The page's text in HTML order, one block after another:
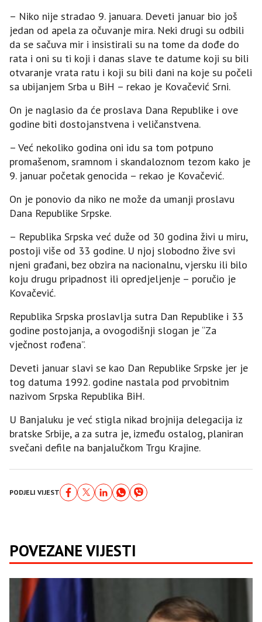
– Niko nije stradao 9. januara. Deveti januar bio još
jedan od apela za očuvanje mira. Neki drugi su odbili
da se sačuva mir i insistirali su na tome da dođe do
rata i oni su ti koji i danas slave te datume koji su bili
otvaranje vrata ratu i koji su bili dani na koje su počeli
sa ubijanjem Srba u BiH – rekao je Kovačević Srni.
On je naglasio da će proslava Dana Republike i ove
godine biti dostojanstvena i veličanstvena.
– Već nekoliko godina oni idu sa tom potpuno
promašenom, sramnom i skandaloznom tezom kako je
9. januar početak genocida – rekao je Kovačević.
On je ponovio da niko ne može da umanji proslavu
Dana Republike Srpske.
– Republika Srpska već duže od 30 godina živi u miru,
postoji više od 33 godine. U njoj slobodno žive svi
njeni građani, bez obzira na nacionalnu, vjersku ili bilo
koju drugu pripadnost ili opredjeljenje – poručio je
Kovačević.
Republika Srpska proslavlja sutra Dan Republike i 33
godine postojanja, a ovogodišnji slogan je “Za
vječnost rođena”.
Deveti januar slavi se kao Dan Republike Srpske jer je
tog datuma 1992. godine nastala pod prvobitnim
nazivom Srpska Republika BiH.
U Banjaluku je već stigla nikad brojnija delegacija iz
bratske Srbije, a za sutra je, između ostalog, planiran
svečani defile na banjalučkom Trgu Krajine.
PODJELI VIJEST
POVEZANE VIJESTI